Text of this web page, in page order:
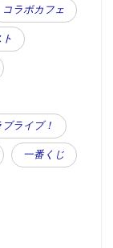
コラボカフェ
ブライブ！
一番くじ